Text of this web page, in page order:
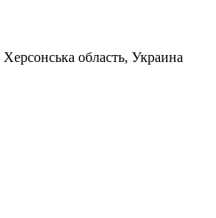
область, Украина